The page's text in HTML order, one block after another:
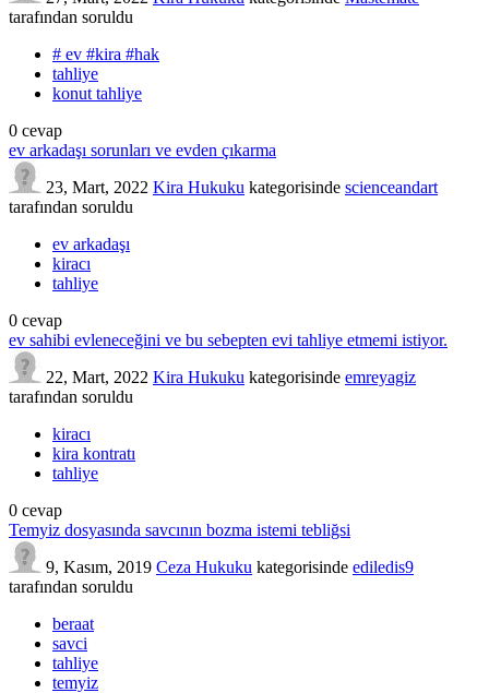
tarafından soruldu
# ev #kira #hak
tahliye
konut tahliye
0 cevap
ev arkadaşı sorunları ve evden çıkarma
23, Mart, 2022 Kira Hukuku kategorisinde scienceandart
tarafından soruldu
ev arkadaşı
kiracı
tahliye
0 cevap
ev sahibi evleneceğini ve bu sebepten evi tahliye etmemi istiyor.
22, Mart, 2022 Kira Hukuku kategorisinde emreyagiz
tarafından soruldu
kiracı
kira kontratı
tahliye
0 cevap
Temyiz dosyasında savcının bozma istemi tebliğsi
9, Kasım, 2019 Ceza Hukuku kategorisinde ediledis9
tarafından soruldu
beraat
savci
tahliye
temyiz